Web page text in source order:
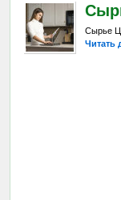
Сырье
Читать